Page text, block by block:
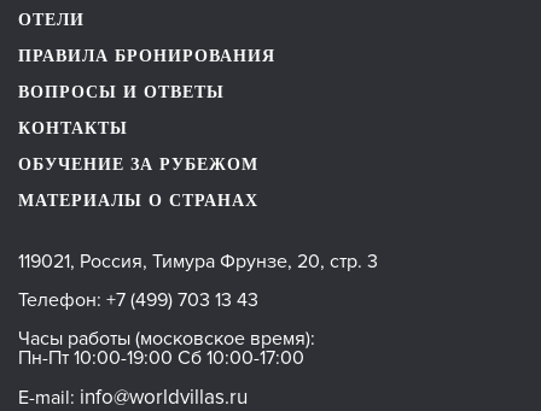
ОТЕЛИ
ПРАВИЛА БРОНИРОВАНИЯ
ВОПРОСЫ И ОТВЕТЫ
КОНТАКТЫ
ОБУЧЕНИЕ ЗА РУБЕЖОМ
МАТЕРИАЛЫ О СТРАНАХ
119021, Россия, Тимура Фрунзе, 20, стр. 3
Телефон: +7 (499) 703 13 43
Часы работы (московское время):
Пн-Пт 10:00-19:00 Сб 10:00-17:00
E-mail: info@worldvillas.ru